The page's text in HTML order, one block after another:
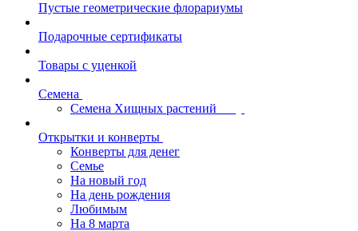
Пустые геометрические флорариумы
Подарочные сертификаты
Товары с уценкой
Семена
Семена Хищных растений
Открытки и конверты
Конверты для денег
Семье
На новый год
На день рождения
Любимым
На 8 марта